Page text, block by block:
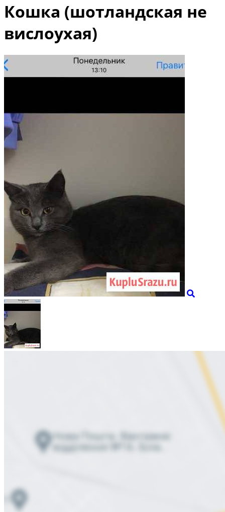
Кошка (шотландская не
вислоухая)